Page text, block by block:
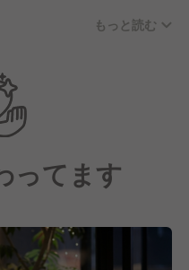
ョンをとり、のびのび
ら責任者になったスタ
もっと読む
ってます